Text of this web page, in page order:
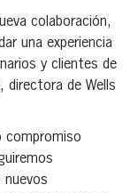
colaboración,
una experiencia
y clientes de
directora de Wells
compromiso